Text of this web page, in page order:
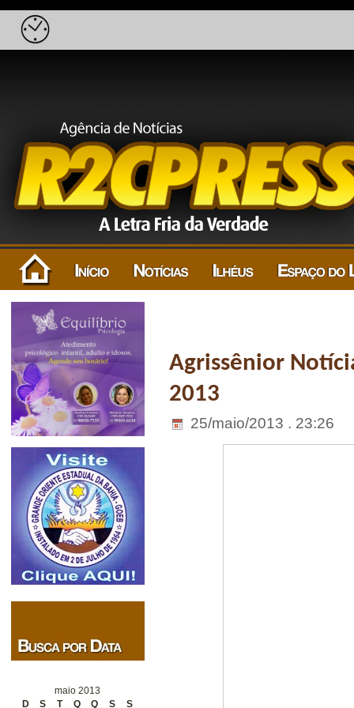
maio 2013
D
S T Q Q S S
Agrissênior
2013
25/maio/2013 . 23:26